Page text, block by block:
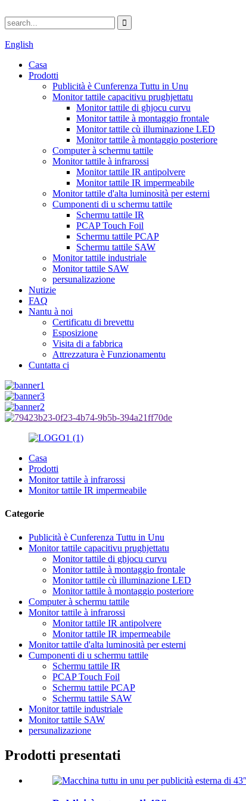
English
Casa
Prodotti
Publicità è Cunferenza Tuttu in Unu
Monitor tattile capacitivu prughjettatu
Monitor tattile di ghjocu curvu
Monitor tattile à montaggio frontale
Monitor tattile cù illuminazione LED
Monitor tattile à montaggio posteriore
Computer à schermu tattile
Monitor tattile à infrarossi
Monitor tattile IR antipolvere
Monitor tattile IR impermeabile
Monitor tattile d'alta luminosità per esterni
Cumponenti di u schermu tattile
Schermu tattile IR
PCAP Touch Foil
Schermu tattile PCAP
Schermu tattile SAW
Monitor tattile industriale
Monitor tattile SAW
persunalizazione
Nutizie
FAQ
Nantu à noi
Certificatu di brevettu
Esposizione
Visita di a fabbrica
Attrezzatura è Funzionamentu
Cuntatta ci
Casa
Prodotti
Monitor tattile à infrarossi
Monitor tattile IR impermeabile
Categorie
Publicità è Cunferenza Tuttu in Unu
Monitor tattile capacitivu prughjettatu
Monitor tattile di ghjocu curvu
Monitor tattile à montaggio frontale
Monitor tattile cù illuminazione LED
Monitor tattile à montaggio posteriore
Computer à schermu tattile
Monitor tattile à infrarossi
Monitor tattile IR antipolvere
Monitor tattile IR impermeabile
Monitor tattile d'alta luminosità per esterni
Cumponenti di u schermu tattile
Schermu tattile IR
PCAP Touch Foil
Schermu tattile PCAP
Schermu tattile SAW
Monitor tattile industriale
Monitor tattile SAW
persunalizazione
Prodotti presentati